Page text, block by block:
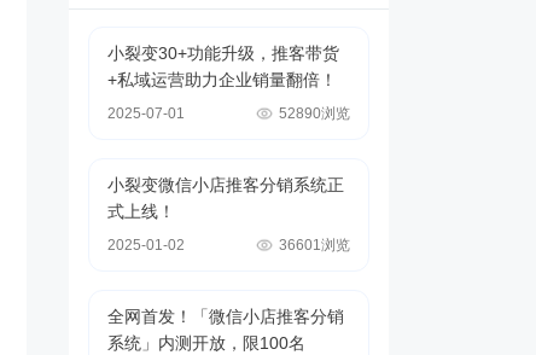
小裂变30+功能升级，推客带货
+私域运营助力企业销量翻倍！
2025-07-01 52890浏览
小裂变微信小店推客分销系统正
式上线！
2025-01-02 36601浏览
全网首发！「微信小店推客分销
系统」内测开放，限100名